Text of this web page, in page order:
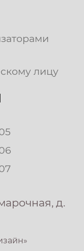
лицу
д.